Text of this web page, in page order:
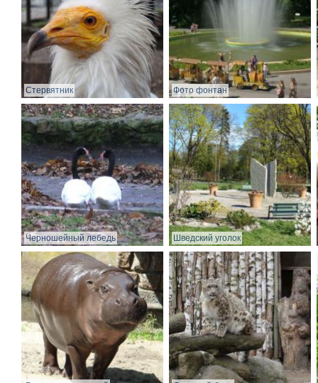
Стервятник Фото фонтан
Черношейный лебедь Шведский уголок